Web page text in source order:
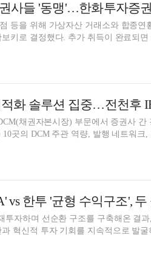
등을 위해 가상자산 거래소와 합종연
키로 결정했다. 추가 취득이 완료되
채권자본시장) 부문에서 증권사 간
곳의 DCM 주관 역량, 발행 네트워크
투자하며 선순환 구조를 구축해온 결과
혁신적 투자 기회를 지속적으로 발